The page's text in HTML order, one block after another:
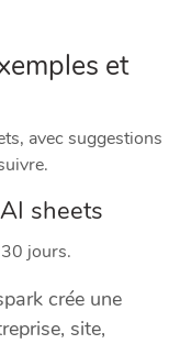
et
avec suggestions
sheets
jours.
crée une
site,